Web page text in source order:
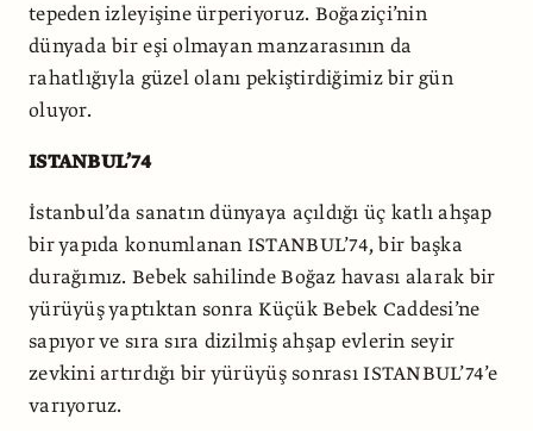
tepeden izleyişine ürperiyoruz. Boğaziçi’nin
dünyada bir eşi olmayan manzarasının da
rahatlığıyla güzel olanı pekiştirdiğimiz bir gün
oluyor.
ISTANBUL’74
İstanbul’da sanatın dünyaya açıldığı üç katlı ahşap
bir yapıda konumlanan ISTANBUL’74, bir başka
durağımız. Bebek sahilinde Boğaz havası alarak bir
yürüyüş yaptıktan sonra Küçük Bebek Caddesi’ne
sapıyor ve sıra sıra dizilmiş ahşap evlerin seyir
zevkini artırdığı bir yürüyüş sonrası ISTANBUL’74’e
varıyoruz.